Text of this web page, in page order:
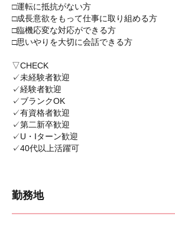
□運転に抵抗がない方
□成長意欲をもって仕事に取り組める方
□臨機応変な対応ができる方
□思いやりを大切に会話できる方
▽CHECK
✓未経験者歓迎
✓経験者歓迎
✓ブランクOK
✓有資格者歓迎
✓第二新卒歓迎
✓U・Iターン歓迎
✓40代以上活躍可
勤務地